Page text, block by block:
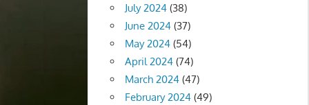
July 2024 (38)
June 2024 (37)
May 2024 (54)
April 2024 (74)
March 2024 (47)
February 2024 (49)